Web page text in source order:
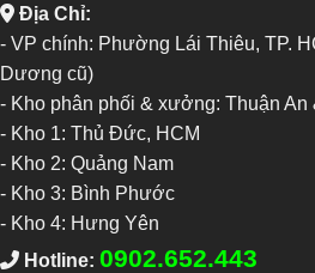
Địa Chỉ:
- VP chính: Phường Lái Thiêu, TP.
Dương cũ)
- Kho phân phối & xưởng: Thuận
- Kho 1: Thủ Đức, HCM
- Kho 2: Quảng Nam
- Kho 3: Bình Phước
- Kho 4: Hưng Yên
Hotline: 0902.652.443